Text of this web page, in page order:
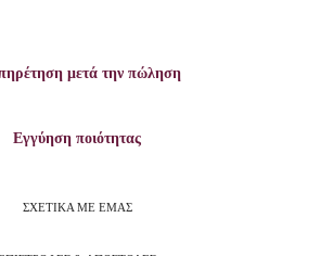
μετά την πώληση
Εγγύηση ποιότητας
ΣΧΕΤΙΚΑ ΜΕ ΕΜΑΣ